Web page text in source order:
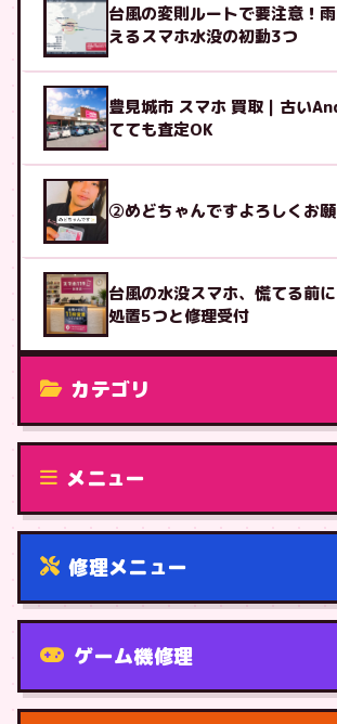
台風の変則ルートで要注意！
えるスマホ水没の初動3つ
豊見城市 スマホ 買取｜古い
てても査定OK
②めどちゃんですよろしくお
台風の水没スマホ、慌てる前
処置5つと修理受付
カテゴリ
修理（機種から）
メニュー
修理メニュー
機種から
ゲーム機修理